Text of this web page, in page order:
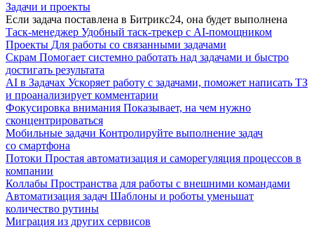
Задачи и проекты
Если задача поставлена в Битрикс24, она будет выполнена
Таск-менеджер Удобный таск-трекер с AI-помощником
Проекты Для работы со связанными задачами
Скрам Помогает системно работать над задачами и быстро
достигать результата
AI в Задачах Ускоряет работу с задачами, поможет написать ТЗ
и проанализирует комментарии
Фокусировка внимания Показывает, на чем нужно
сконцентрироваться
Мобильные задачи Контролируйте выполнение задач
со смартфона
Потоки Простая автоматизация и саморегуляция процессов в
компании
Коллабы Пространства для работы с внешними командами
Автоматизация задач Шаблоны и роботы уменьшат
количество рутины
Миграция из других сервисов